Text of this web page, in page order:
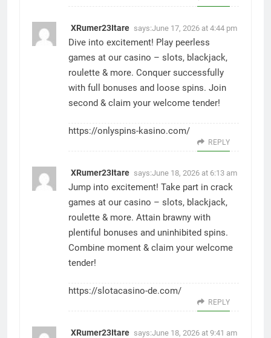
XRumer23Itare says:June 17, 2026 at 4:44 pm
Dive into excitement! Play peerless
games at our casino – slots, blackjack,
roulette & more. Conquer successfully
with full bonuses and loose spins. Join
second & claim your welcome tender!
https://onlyspins-kasino.com/
REPLY
XRumer23Itare says:June 18, 2026 at 6:13 am
Jump into excitement! Take part in crack
games at our casino – slots, blackjack,
roulette & more. Attain brawny with
plentiful bonuses and uninhibited spins.
Combine moment & claim your welcome
tender!
https://slotacasino-de.com/
REPLY
XRumer23Itare says:June 18, 2026 at 9:41 am